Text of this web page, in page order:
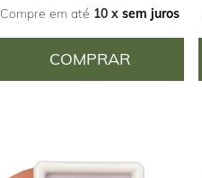
Compre em até 10 x sem juros
COMPRAR